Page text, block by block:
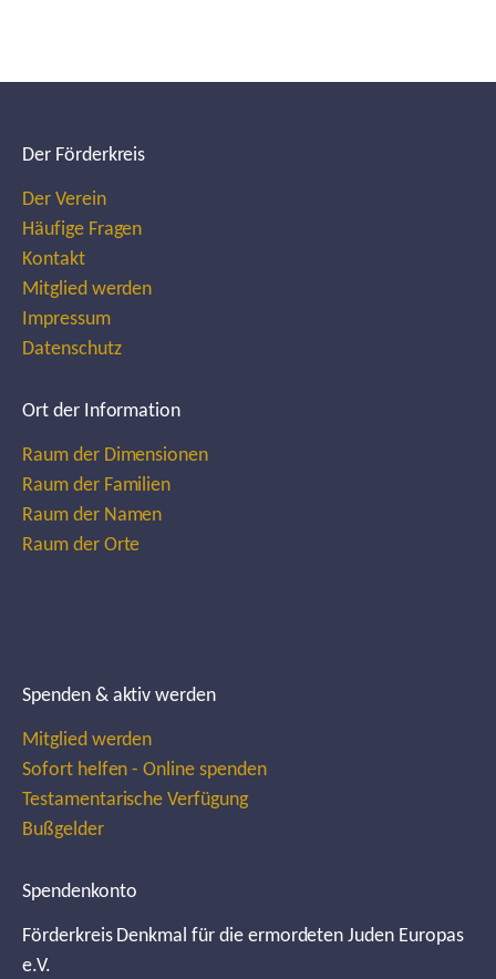
Der Förderkreis
Der Verein
Häufige Fragen
Kontakt
Mitglied werden
Impressum
Datenschutz
Ort der Information
Raum der Dimensionen
Raum der Familien
Raum der Namen
Raum der Orte
Spenden & aktiv werden
Mitglied werden
Sofort helfen - Online spenden
Testamentarische Verfügung
Bußgelder
Spendenkonto
Förderkreis Denkmal für die ermordeten Juden Europas
e.V.